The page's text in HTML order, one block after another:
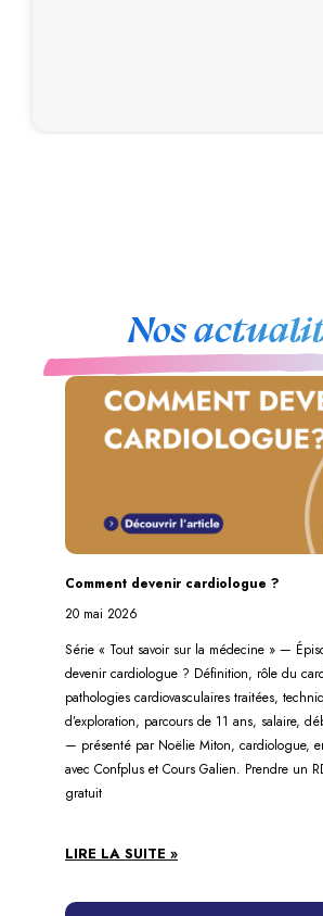
Nos
Comment devenir cardiologue ?
20 mai 2026
Série « Tout savoir sur la médecine » —
devenir cardiologue ? Définition, rôle du
pathologies cardiovasculaires traitées,
d’exploration, parcours de 11 ans, salaire,
— présenté par Noëlie Miton, cardiologue,
avec Confplus et Cours Galien. Prendre un
gratuit
LIRE LA SUITE »